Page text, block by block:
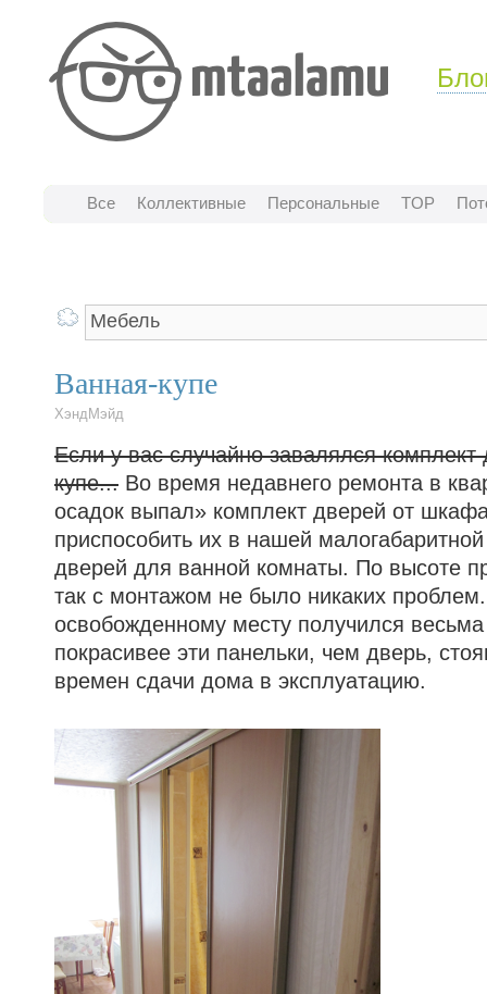
Все Коллективные Персональные TOP
Ванная-купе
ХэндМэйд
Если у вас случайно завалялся
купе... Во время недавнего ремонта в
осадок выпал» комплект дверей от
приспособить их в нашей
дверей для ванной комнаты. По высоте
так с монтажом не было никаких
освобожденному месту получился
покрасивее эти панельки, чем дверь,
времен сдачи дома в эксплуатацию.